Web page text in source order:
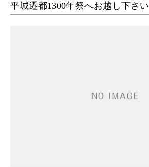
平城遷都1300年祭へお越し下さい